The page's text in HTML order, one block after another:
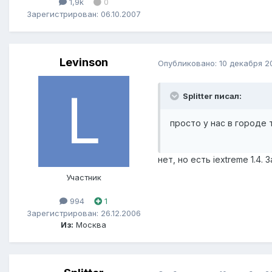
1,9k
0
Зарегистрирован: 06.10.2007
Levinson
Участник
994
1
Зарегистрирован: 26.12.2006
Из: Москва
Опубликовано: 10 декабря
Splitter писал:
просто у нас в городе
нет, но есть iextreme 1.4.